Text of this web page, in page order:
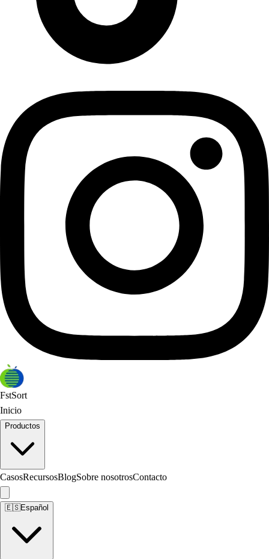
FstSort
Inicio
Productos
CasosRecursosBlogSobre nosotrosContacto
🇪🇸Español